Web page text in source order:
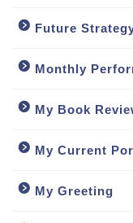
Future
Monthly
My Book
My Current
My Greeting